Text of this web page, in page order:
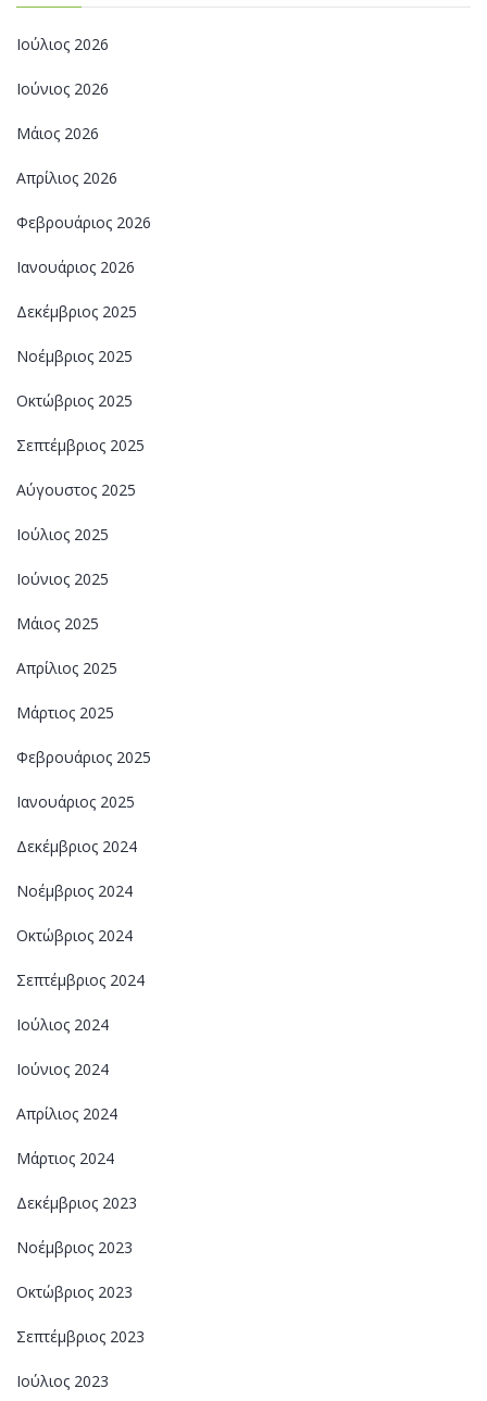
Ιούλιος 2026
Ιούνιος 2026
Μάιος 2026
Απρίλιος 2026
Φεβρουάριος 2026
Ιανουάριος 2026
Δεκέμβριος 2025
Νοέμβριος 2025
Οκτώβριος 2025
Σεπτέμβριος 2025
Αύγουστος 2025
Ιούλιος 2025
Ιούνιος 2025
Μάιος 2025
Απρίλιος 2025
Μάρτιος 2025
Φεβρουάριος 2025
Ιανουάριος 2025
Δεκέμβριος 2024
Νοέμβριος 2024
Οκτώβριος 2024
Σεπτέμβριος 2024
Ιούλιος 2024
Ιούνιος 2024
Απρίλιος 2024
Μάρτιος 2024
Δεκέμβριος 2023
Νοέμβριος 2023
Οκτώβριος 2023
Σεπτέμβριος 2023
Ιούλιος 2023